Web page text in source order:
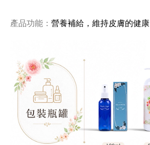
產品功能： 營養補給，維持皮膚的健康